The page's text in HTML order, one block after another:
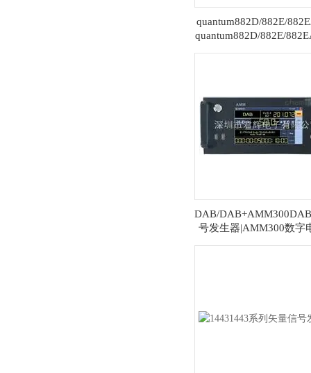
quantum882D/882E/
quantum882D/882E/
DAB/
号发生器|AMM300数字